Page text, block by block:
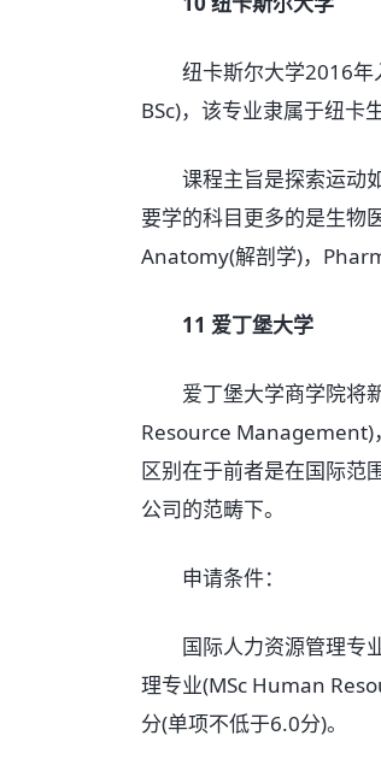
纽卡斯尔大学2016年
BSc)，该专业隶属于纽卡
课程主旨是探索运动如
要学的科目更多的是生物
Anatomy(解剖学)，
11 爱丁堡大学
爱丁堡大学商学院将
Resource Management)
区别在于前者是在国际范
公司的范畴下。
申请条件：
国际人力资源管理专
理专业(MSc Human
分(单项不低于6.0分)。